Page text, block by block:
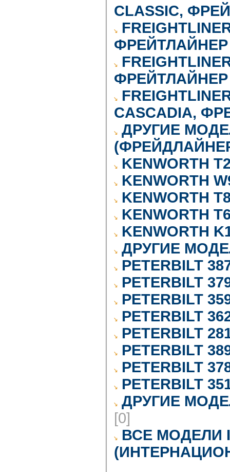
CLASSIC,
ФРЕЙТЛАЙНЕР
ФРЕЙТЛАЙНЕР
CASCADIA,
ДРУГИЕ
KENWORTH
KENWORTH
KENWORTH
KENWORTH
KENWORTH
ДРУГИЕ
PETERBILT
PETERBILT
PETERBILT
PETERBILT
PETERBILT
PETERBILT
PETERBILT
PETERBILT
ДРУГИЕ
[0]
ВСЕ МОДЕЛИ